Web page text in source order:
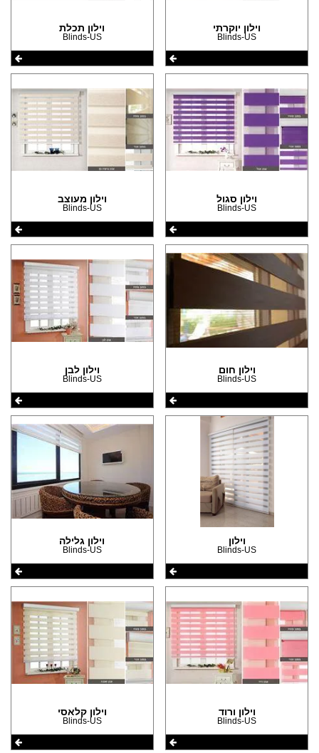
(10)
(9)
(9)
(9)
(9)
(8)
(7)
(1)
וילון יוקרתי
Blinds-US
וילון תכלת
Blinds-US
וילון סגול
Blinds-US
וילון מעוצב
Blinds-US
וילון חום
Blinds-US
וילון לבן
Blinds-US
וילון
Blinds-US
וילון גלילה
Blinds-US
וילון ורוד
Blinds-US
וילון קלאסי
Blinds-US
הצהרת נגישות